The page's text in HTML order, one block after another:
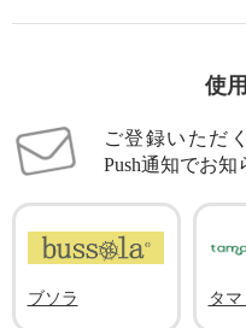
使
ご登録いただ
Push通知でお知
ブソラ タ